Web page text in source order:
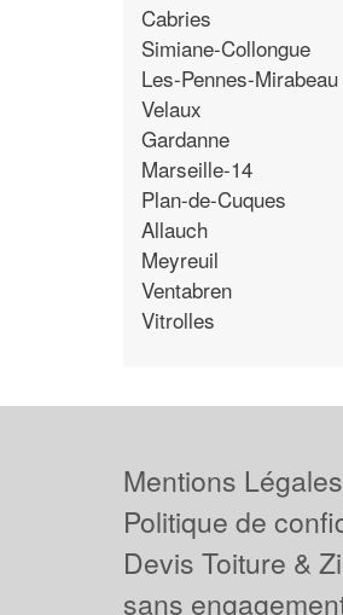
Cabries
Simiane-Collongue
Les-Pennes-Mirabeau
Velaux
Gardanne
Marseille-14
Plan-de-Cuques
Allauch
Meyreuil
Ventabren
Vitrolles
Mentions Légales
Politique de
Devis Toiture &
sans